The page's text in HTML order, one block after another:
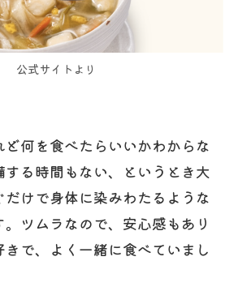
公式サイトより
ど何を食べたらいいかわからな
する時間もない、というとき大
けで身体に染みわたるような
ツムラなので、安心感もあり
で、よく一緒に食べていまし